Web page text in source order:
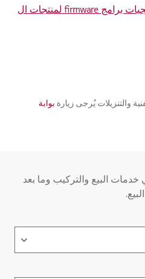
العثور على أحدث البرمجيات برامج firmware لمنتجات ال
والتنزيلات يُرجى زيارة بوابة
البيع والتركيب وما بعد
البيع.